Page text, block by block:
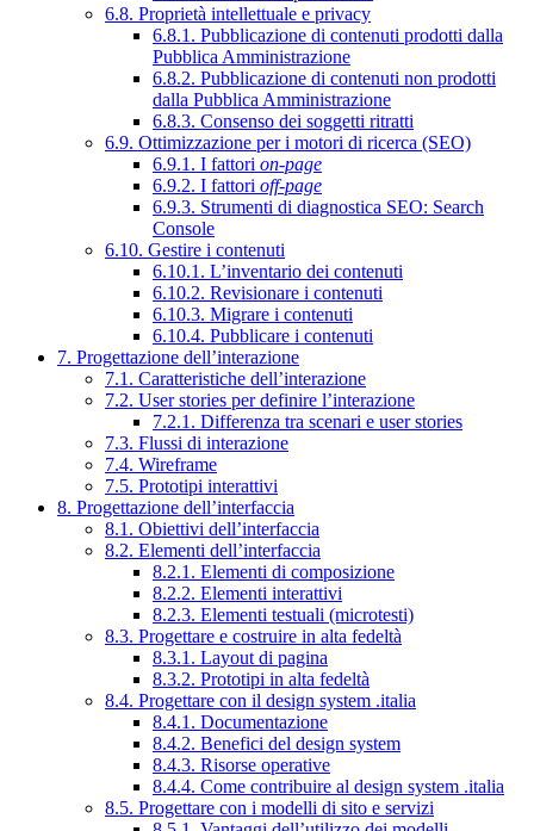
6.8. Proprietà intellettuale e privacy
6.8.1. Pubblicazione di contenuti prodotti dalla
Pubblica Amministrazione
6.8.2. Pubblicazione di contenuti non prodotti
dalla Pubblica Amministrazione
6.8.3. Consenso dei soggetti ritratti
6.9. Ottimizzazione per i motori di ricerca (SEO)
6.9.1. I fattori on-page
6.9.2. I fattori off-page
6.9.3. Strumenti di diagnostica SEO: Search
Console
6.10. Gestire i contenuti
6.10.1. L’inventario dei contenuti
6.10.2. Revisionare i contenuti
6.10.3. Migrare i contenuti
6.10.4. Pubblicare i contenuti
7. Progettazione dell’interazione
7.1. Caratteristiche dell’interazione
7.2. User stories per definire l’interazione
7.2.1. Differenza tra scenari e user stories
7.3. Flussi di interazione
7.4. Wireframe
7.5. Prototipi interattivi
8. Progettazione dell’interfaccia
8.1. Obiettivi dell’interfaccia
8.2. Elementi dell’interfaccia
8.2.1. Elementi di composizione
8.2.2. Elementi interattivi
8.2.3. Elementi testuali (microtesti)
8.3. Progettare e costruire in alta fedeltà
8.3.1. Layout di pagina
8.3.2. Prototipi in alta fedeltà
8.4. Progettare con il design system .italia
8.4.1. Documentazione
8.4.2. Benefici del design system
8.4.3. Risorse operative
8.4.4. Come contribuire al design system .italia
8.5. Progettare con i modelli di sito e servizi